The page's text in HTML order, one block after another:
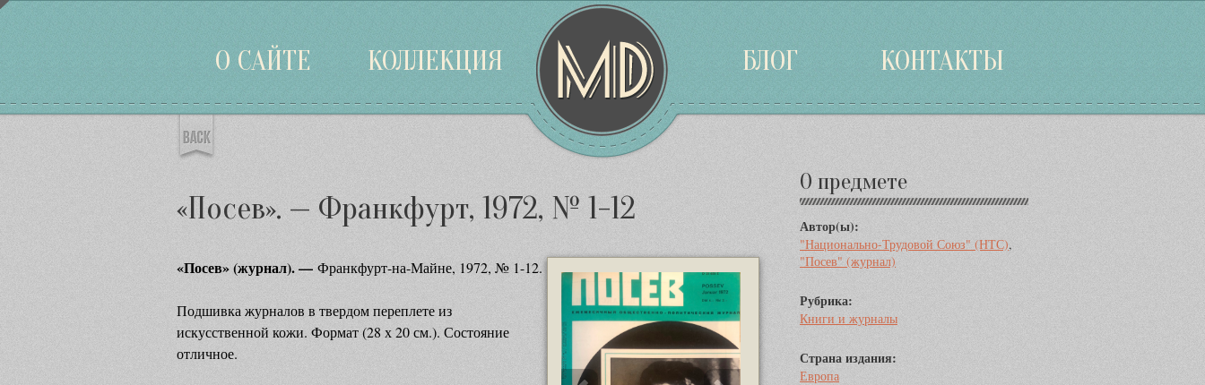
О САЙТЕ КОЛЛЕКЦИЯ БЛОГ КОНТАКТЫ
«Посев». — Франкфурт, 1972, № 1-12
«Посев» (журнал). — Франкфурт-на-Майне, 1972, № 1-12.
Подшивка журналов в твердом переплете из
искусственной кожи. Формат (28 х 20 см.). Состояние
отличное.
Дополнительная
информация
О предмете
Автор(ы):
"Национально-Трудовой Союз" (НТС),
"Посев" (журнал)
Рубрика:
Книги и журналы
Страна издания:
Европа